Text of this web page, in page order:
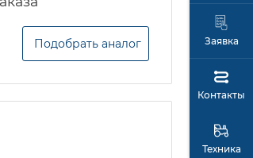
Подобрать аналог Заявка
Техника
Контакты